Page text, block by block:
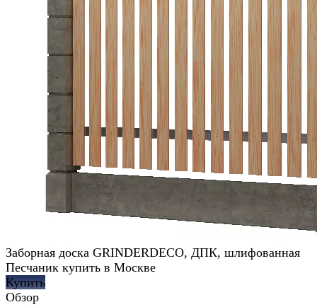
Заборная доска GRINDERDECO, ДПК, шлифованная
Песчаник купить в Москве
Купить
Обзор